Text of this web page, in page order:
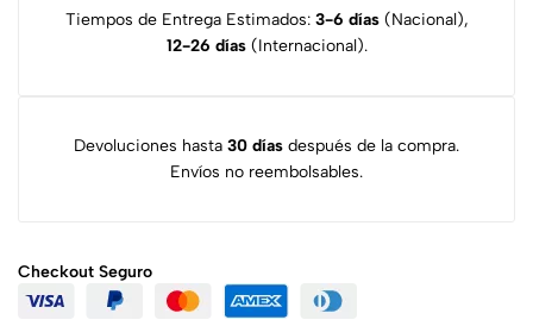
Tiempos de Entrega Estimados: 3-6 días(Nacional),
12-26 días(Internacional).
Devoluciones hasta 30 días después de la compra.
Envíos no reembolsables.
Checkout Seguro